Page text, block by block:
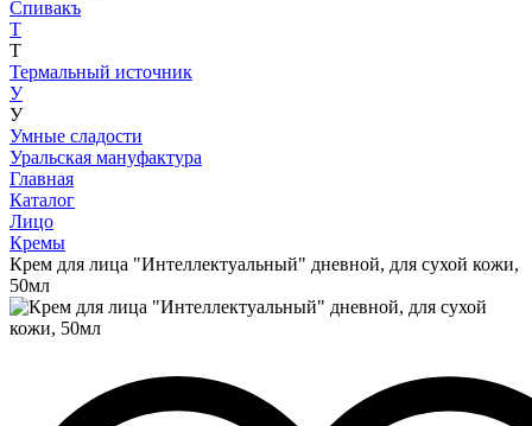
Спивакъ
Т
Т
Термальный источник
У
У
Умные сладости
Уральская мануфактура
Главная
Каталог
Лицо
Кремы
Крем для лица "Интеллектуальный" дневной, для сухой кожи,
50мл